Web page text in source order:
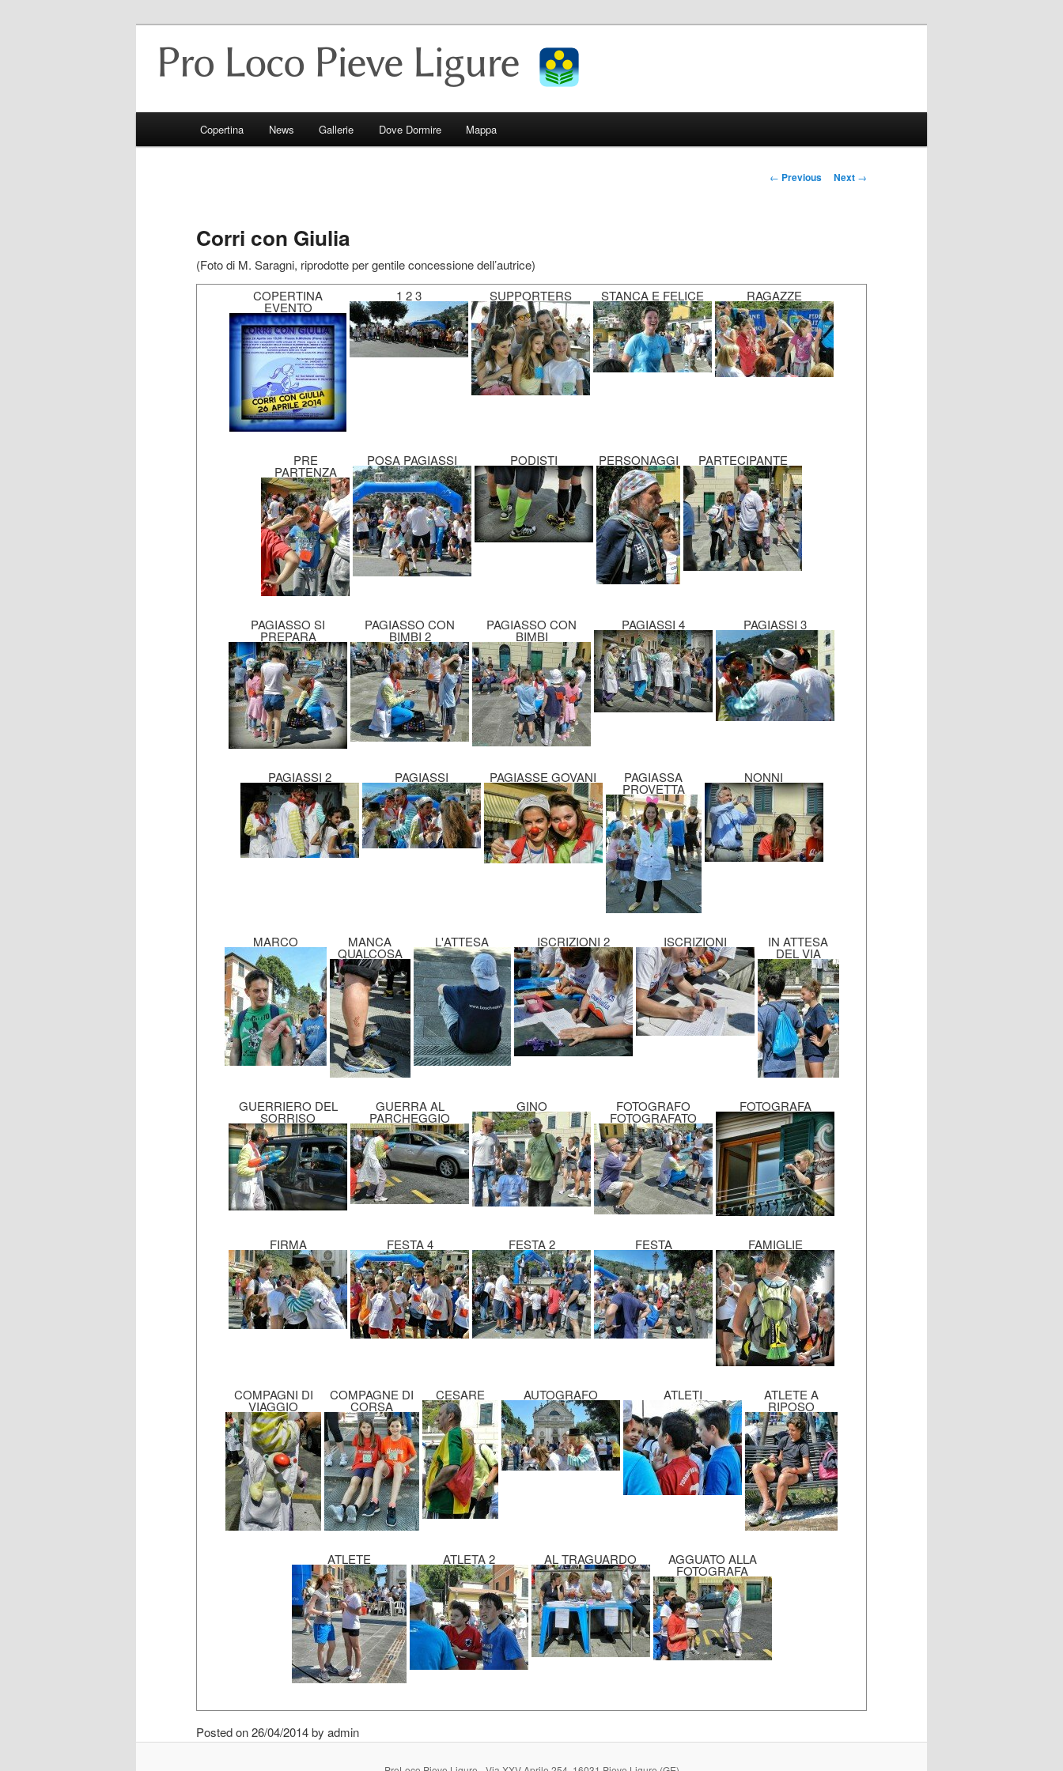
Pro Loco Pieve Ligure
Vai al contenuto principale
Vai al contenuto secondario
Copertina News Gallerie Dove Dormire Mappa
Gallery navigation
← Previous Next →
Corri con Giulia
(Foto di M. Saragni, riprodotte per gentile concessione dell’autrice)
COPERTINA
EVENTO
1 2 3 SUPPORTERS STANCA E FELICE RAGAZZE
PRE
PARTENZA
POSA PAGIASSI PODISTI PERSONAGGI PARTECIPANTE
PAGIASSO SI
PREPARA
PAGIASSO CON
BIMBI 2
PAGIASSO CON
BIMBI
PAGIASSI 4 PAGIASSI 3
PAGIASSI 2 PAGIASSI PAGIASSE GOVANI PAGIASSA
PROVETTA
NONNI
MARCO MANCA
QUALCOSA
L'ATTESA ISCRIZIONI 2 ISCRIZIONI IN ATTESA
DEL VIA
GUERRIERO DEL
SORRISO
GUERRA AL
PARCHEGGIO
GINO FOTOGRAFO
FOTOGRAFATO
FOTOGRAFA
FIRMA FESTA 4 FESTA 2 FESTA FAMIGLIE
COMPAGNI DI
VIAGGIO
COMPAGNE DI
CORSA
CESARE AUTOGRAFO ATLETI ATLETE A
RIPOSO
ATLETE ATLETA 2 AL TRAGUARDO AGGUATO ALLA
FOTOGRAFA
Posted on 26/04/2014 by admin